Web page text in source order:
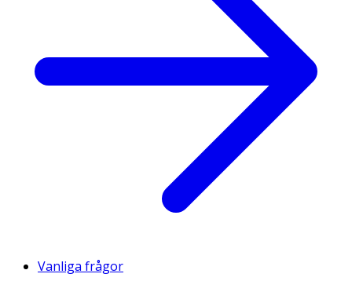
Vanliga frågor